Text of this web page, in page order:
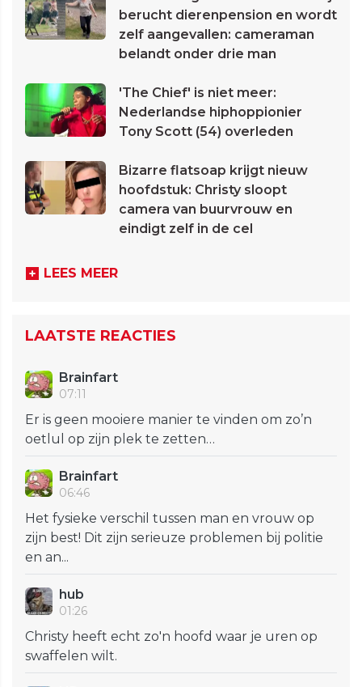
berucht dierenpension en wordt
zelf aangevallen: cameraman
belandt onder drie man
'The Chief' is niet meer:
Nederlandse hiphoppionier
Tony Scott (54) overleden
Bizarre flatsoap krijgt nieuw
hoofdstuk: Christy sloopt
camera van buurvrouw en
eindigt zelf in de cel
LEES MEER
LAATSTE REACTIES
Brainfart
07:11
Er is geen mooiere manier te vinden om zo’n
oetlul op zijn plek te zetten…
Brainfart
06:46
Het fysieke verschil tussen man en vrouw op
zijn best! Dit zijn serieuze problemen bij politie
en an...
hub
01:26
Christy heeft echt zo'n hoofd waar je uren op
swaffelen wilt.